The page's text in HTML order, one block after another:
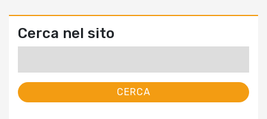
Cerca nel sito